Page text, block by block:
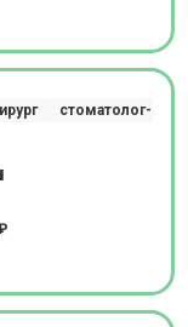
стоматолог-